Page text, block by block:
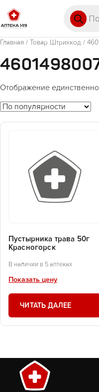
Главная / Товар Штрихкод /
Отображение
Пустырника трава 50г
Красногорск
В наличии в 5 аптеках
Показать цену
ЧИТАТЬ ДАЛЕЕ